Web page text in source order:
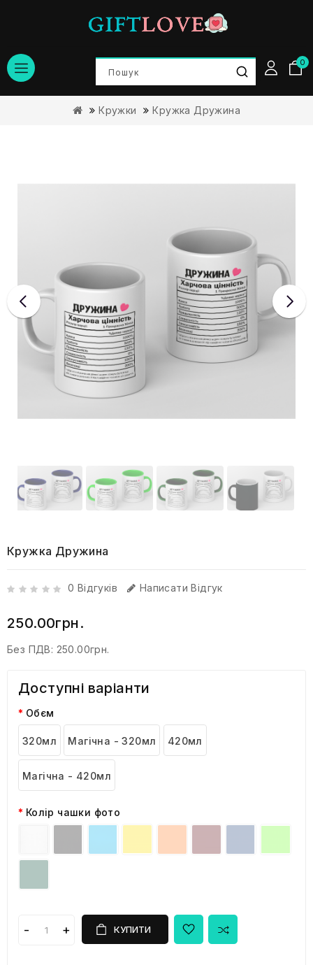
0
Кружки Кружка Дружина
Кружка Дружина
0 Відгуків Написати Відгук
250.00грн.
Без ПДВ: 250.00грн.
Доступні варіанти
Обєм
320мл Магічна - 320мл 420мл
Магічна - 420мл
Колір чашки фото
КУПИТИ